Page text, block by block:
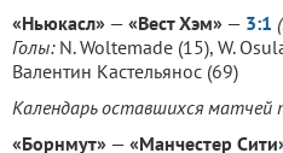
«Ньюкасл» — «Вест Хэм» — 3:1
Голы: N. Woltemade (15), W.
Валентин Кастельянос (69)
Календарь оставшихся матчей
«Борнмут» — «Манчестер